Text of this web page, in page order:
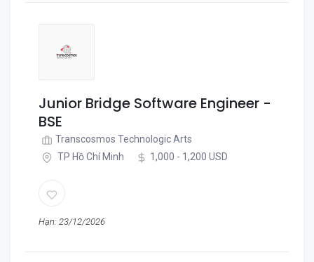
Junior Bridge Software Engineer -
BSE
Transcosmos Technologic Arts
TP Hồ Chí Minh
1,000 - 1,200 USD
Hạn: 23/12/2026